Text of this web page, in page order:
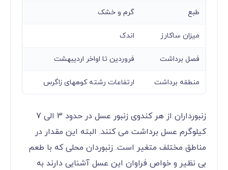
طبع گرم و خشک
میزان ساکارز اندک
فصل برداشت فروردین تا اواخر اردیبهشت
منطقه برداشت ارتفاعات رشته کوههای زاگرس
زنبورداران از هر کندوی زنبور عسل در حدود 3 الی 7
کیلوگرم عسل برداشت می کنند. البته این مقدار در
مناطق مختلف متغیر است. زنبوردان محلی که با طعم
بی نظیر و خواص فراوان این عسل آشنایی دارند به